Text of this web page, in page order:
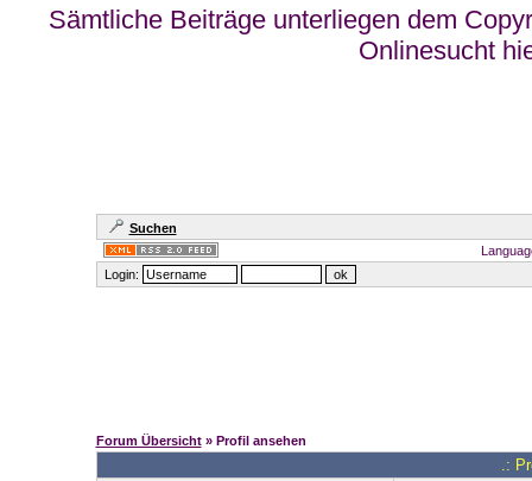
Sämtliche Beiträge unterliegen dem
Onlinesucht
Suchen
Login:
Forum Übersicht» Profil ansehen
.: